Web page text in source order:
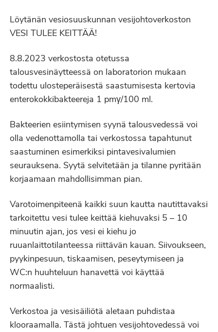
Löytänän vesiosuuskunnan vesijohtoverkoston
VESI TULEE KEITTÄÄ!
8.8.2023 verkostosta otetussa
talousvesinäytteessä on laboratorion mukaan
todettu ulosteperäisestä saastumisesta kertovia
enterokokkibakteereja 1 pmγ/100 ml.
Bakteerien esiintymisen syynä talousvedessä voi
olla vedenottamolla tai verkostossa tapahtunut
saastuminen esimerkiksi pintavesivalumien
seurauksena. Syytä selvitetään ja tilanne pyritään
korjaamaan mahdollisimman pian.
Varotoimenpiteenä kaikki suun kautta nautittavaksi
tarkoitettu vesi tulee keittää kiehuvaksi 5 – 10
minuutin ajan, jos vesi ei kiehu jo
ruuanlaittotilanteessa riittävän kauan. Siivoukseen,
pyykinpesuun, tiskaamisen, peseytymiseen ja
WC:n huuhteluun hanavettä voi käyttää
normaalisti.
Verkostoa ja vesisäiliötä aletaan puhdistaa
klooraamalla. Tästä johtuen vesijohtovedessä voi